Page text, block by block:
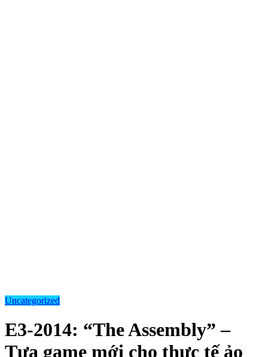
Uncategorized
E3-2014: “The Assembly” –
Tựa game mới cho thực tế ảo